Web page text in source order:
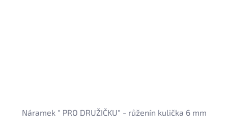
Náramek " PRO DRUŽIČKU" - růženín kulička 6 mm